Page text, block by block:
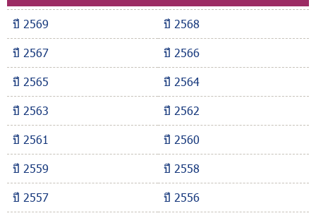
ปี 2569
ปี 2568
ปี 2567
ปี 2566
ปี 2565
ปี 2564
ปี 2563
ปี 2562
ปี 2561
ปี 2560
ปี 2559
ปี 2558
ปี 2557
ปี 2556